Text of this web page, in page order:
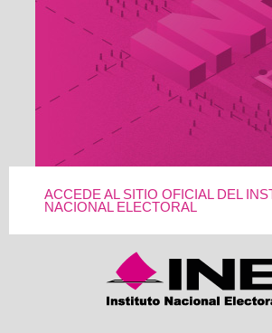
ACCEDE AL SITIO OFICIAL DEL
NACIONAL ELECTORAL